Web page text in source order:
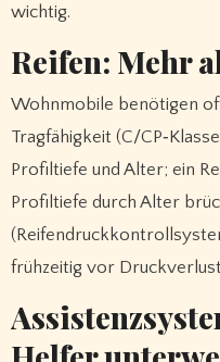
wichtig.
Reifen: Mehr
Wohnmobile benötigen
Tragfähigkeit (C/
Profiltiefe und Alter; ein
Profiltiefe durch Alter
frühzeitig vor